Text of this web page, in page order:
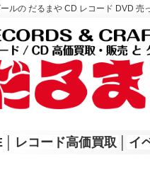
ルの だるまや CD レコード DVD
レコード高価買取 イ